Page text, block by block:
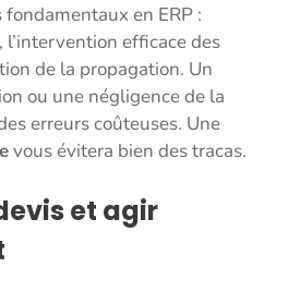
en ERP :
l’intervention efficace des
de la propagation. Un
ou une négligence de la
erreurs coûteuses. Une
vous évitera bien des tracas.
et agir